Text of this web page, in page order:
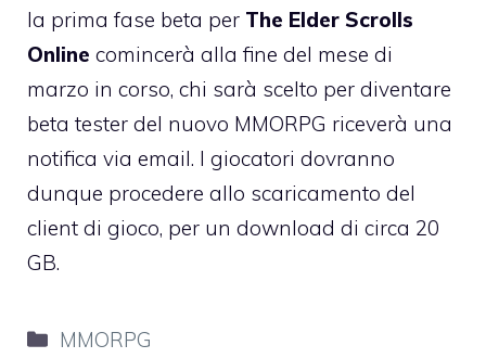
la prima fase beta per The Elder Scrolls
Online comincerà alla fine del mese di
marzo in corso, chi sarà scelto per diventare
beta tester del nuovo MMORPG riceverà una
notifica via email. I giocatori dovranno
dunque procedere allo scaricamento del
client di gioco, per un download di circa 20
GB.
Categorie
MMORPG